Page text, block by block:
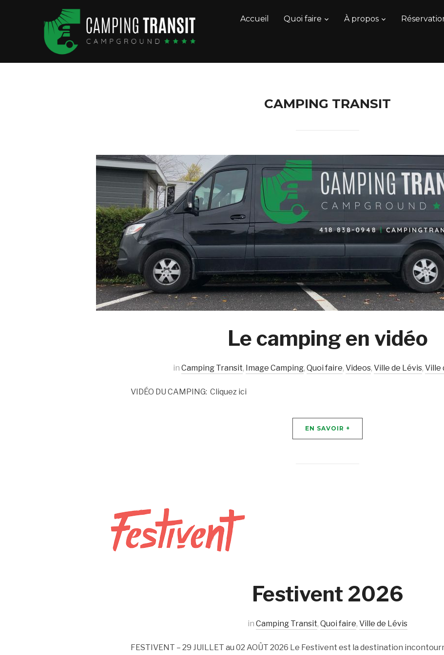
Accueil Quoi faire À propos
CAMPING TRANSIT
Le camping en vidéo
in Camping Transit, Image Camping, Quoi faire, Videos, Ville de Lévis, Ville
VIDÉO DU CAMPING: Cliquez ici
EN SAVOIR +
Festivent 2026
in Camping Transit, Quoi faire, Ville de Lévis
FESTIVENT – 29 JUILLET au 02 AOÛT 2026 Le Festivent est la destination